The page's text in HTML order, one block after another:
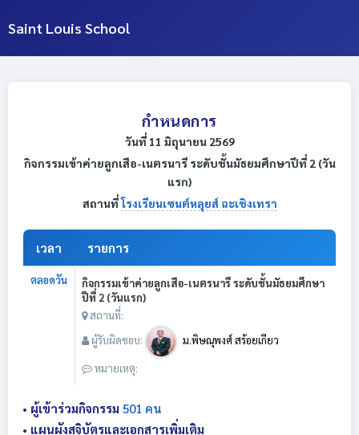
Saint Louis School
กำหนดการ
วันที่ 11 มิถุนายน 2569
กิจกรรมเข้าค่ายลูกเสือ-เนตรนารี ระดับชั้นมัธยมศึกษาปีที่ 2 (วัน
แรก)
สถานที่โรงเรียนเซนต์หลุยส์ ฉะเชิงเทรา
เวลา รายการ
ตลอดวัน
กิจกรรมเข้าค่ายลูกเสือ-เนตรนารี ระดับชั้นมัธยมศึกษา
ปีที่ 2 (วันแรก)
สถานที่:
ผู้รับผิดชอบ:
ม.พิษณุพงศ์ สร้อยเกียว
หมายเหตุ:
• ผู้เข้าร่วมกิจกรรม 501 คน
• แผนผังสูจิบัตรและเอกสารเพิ่มเติม